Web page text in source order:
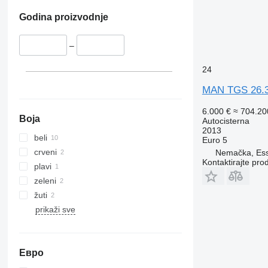
Godina proizvodnje
–
Boja
beli
crveni
plavi
zeleni
žuti
prikaži sve
Евро
24
MAN TGS
6.000 € ≈
Autocisterna
2013
Euro 5
Nemačka,
Kontaktirajte